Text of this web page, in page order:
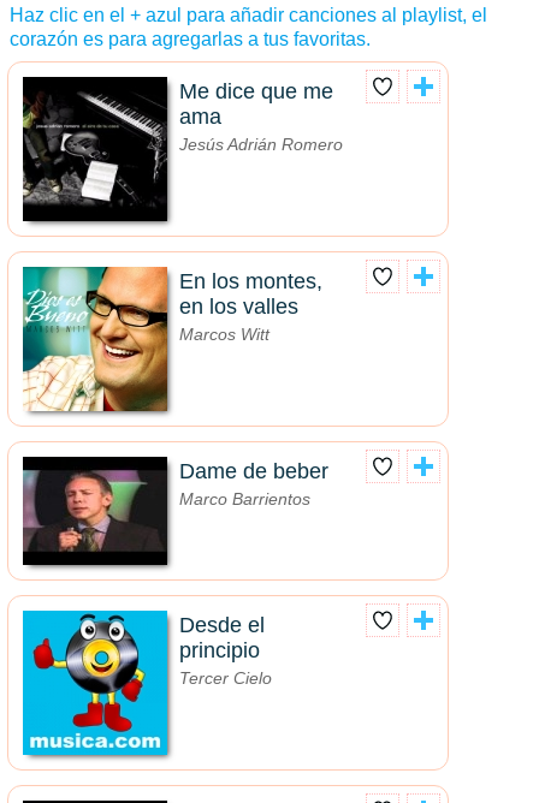
Haz clic en el + azul para añadir canciones al playlist, el
corazón es para agregarlas a tus favoritas.
Me dice que me
ama
Jesús Adrián Romero
En los montes,
en los valles
Marcos Witt
Dame de beber
Marco Barrientos
Desde el
principio
Tercer Cielo